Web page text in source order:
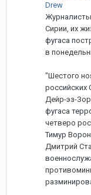
Drew
Сирии, их
фугаса
в
"Шестого
Дейр-эз-
фугаса
четверо
Тимур
Дмитрий